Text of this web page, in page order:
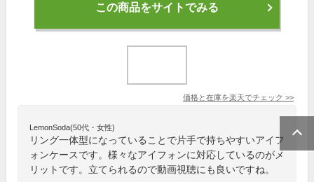
この商品をサイトでみる
価格と在庫を楽天でチェック >>
LemonSoda(50代・女性)
リング一体型になっていることで片手で持ちやすいアイフ
ォンケースです。様々なアイフォンに対応しているのがメ
リットです。立てられるので動画視聴にも良いですね。